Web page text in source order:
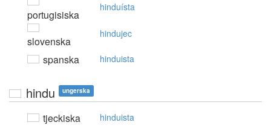
portugisiska
hinduísta
slovenska
hindujec
spanska hinduista
hindu ungerska
tjeckiska hinduista